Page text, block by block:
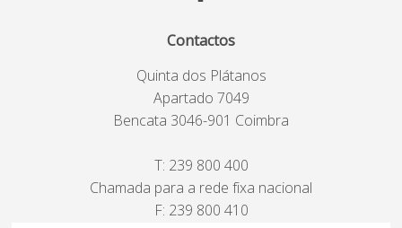
Contactos
Quinta dos Plátanos
Apartado 7049
Bencata 3046-901 Coimbra
T: 239 800 400
Chamada para a rede fixa nacional
F: 239 800 410